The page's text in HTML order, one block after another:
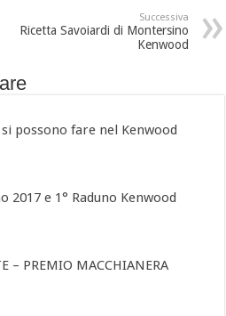
Successiva
Ricetta Savoiardi di Montersino
Kenwood
possono fare nel Kenwood
2017 e 1° Raduno Kenwood
– PREMIO MACCHIANERA